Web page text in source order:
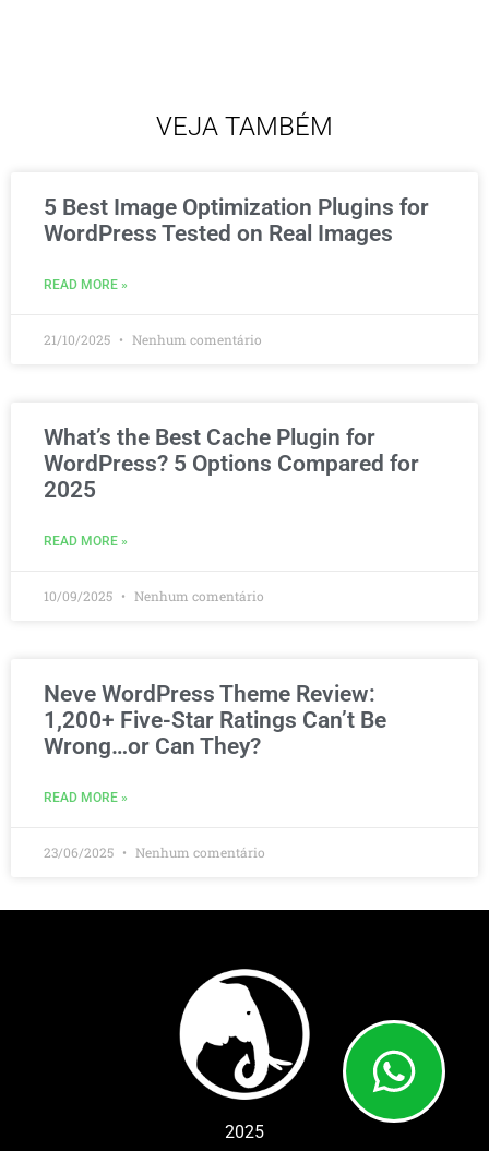
VEJA TAMBÉM
5 Best Image Optimization Plugins for
WordPress Tested on Real Images
READ MORE »
21/10/2025 Nenhum comentário
What’s the Best Cache Plugin for
WordPress? 5 Options Compared for
2025
READ MORE »
10/09/2025 Nenhum comentário
Neve WordPress Theme Review:
1,200+ Five-Star Ratings Can’t Be
Wrong…or Can They?
READ MORE »
23/06/2025 Nenhum comentário
2025